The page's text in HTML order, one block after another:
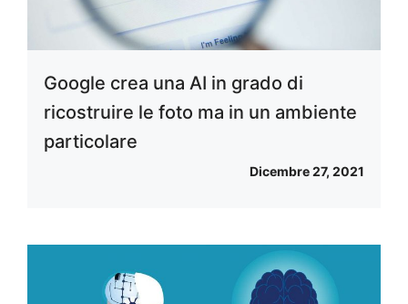
Google crea una AI in grado di
ricostruire le foto ma in un ambiente
particolare
Dicembre 27, 2021